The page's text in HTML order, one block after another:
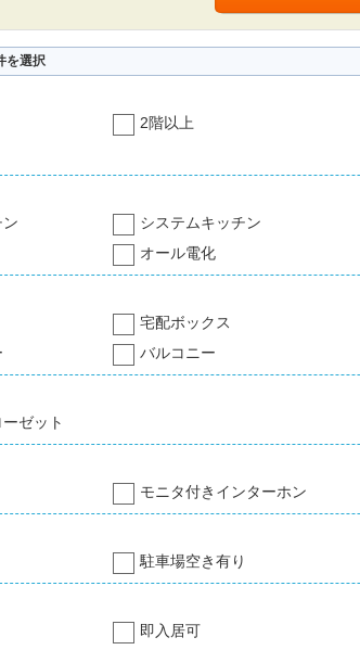
を選択
2階以上
システムキッチン
オール電化
宅配ボックス
バルコニー
ゼット
モニタ付きインターホン
駐車場空き有り
即入居可